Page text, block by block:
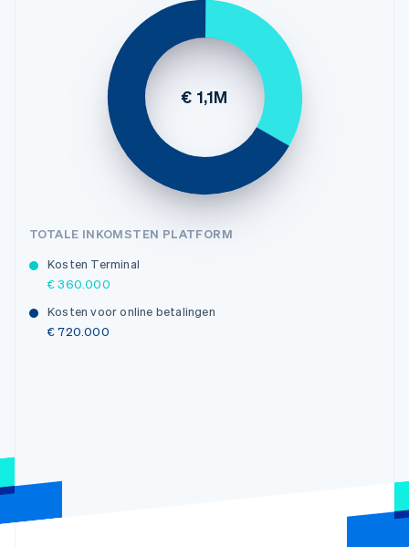
€ 1,1M
TOTALE INKOMSTEN PLATFORM
Kosten Terminal
€ 360.000
Kosten voor online betalingen
€ 720.000